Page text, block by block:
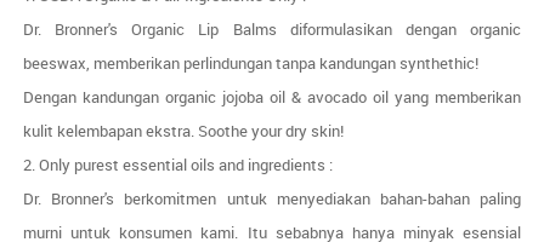
Dr. Bronner's Organic Lip Balms diformulasikan dengan organic
beeswax, memberikan perlindungan tanpa kandungan synthethic!
Dengan kandungan organic jojoba oil & avocado oil yang memberikan
kulit kelembapan ekstra. Soothe your dry skin!
2. Only purest essential oils and ingredients :
Dr. Bronner's berkomitmen untuk menyediakan bahan-bahan paling
murni untuk konsumen kami. Itu sebabnya hanya minyak esensial